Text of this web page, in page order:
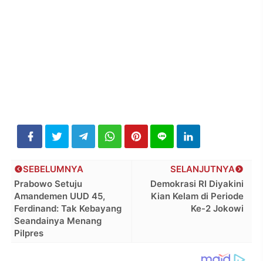
SELANJUTNYA
Demokrasi RI Diyakini
Kian Kelam di Periode
Ke-2 Jokowi
SEBELUMNYA
Prabowo Setuju
Amandemen UUD 45,
Ferdinand: Tak Kebayang
Seandainya Menang
Pilpres